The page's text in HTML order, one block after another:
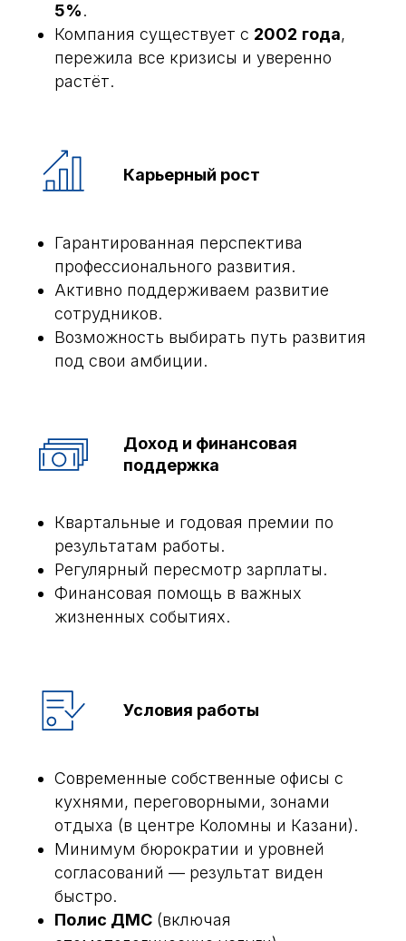
5%.
Компания существует с 2002 года,
пережила все кризисы и уверенно
растёт.
Карьерный рост
Гарантированная перспектива
профессионального развития.
Активно поддерживаем развитие
сотрудников.
Возможность выбирать путь развития
под свои амбиции.
Доход и финансовая
поддержка
Квартальные и годовая премии по
результатам работы.
Регулярный пересмотр зарплаты.
Финансовая помощь в важных
жизненных событиях.
Условия работы
Современные собственные офисы с
кухнями, переговорными, зонами
отдыха (в центре Коломны и Казани).
Минимум бюрократии и уровней
согласований — результат виден
быстро.
Полис ДМС (включая